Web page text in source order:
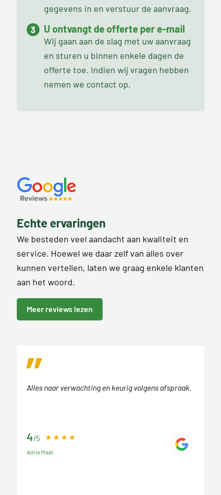
gegevens in en verstuur de aanvraag.
U ontvangt de offerte per e-mail
Wij gaan aan de slag met uw aanvraag
en sturen u binnen enkele dagen de
offerte toe. Indien wij vragen hebben
nemen we contact op.
Echte ervaringen
We besteden veel aandacht aan kwaliteit en
service. Hoewel we daar zelf van alles over
kunnen vertellen, laten we graag enkele klanten
aan het woord.
Meer reviews lezen
Alles naar verwachting en keurig volgens afspraak.
4/5
Adrie Maat